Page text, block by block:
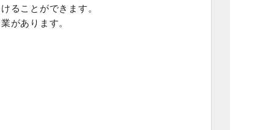
ることができます。
があります。